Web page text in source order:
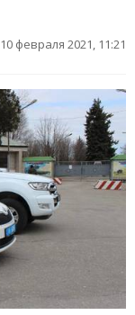
10 февраля 2021, 11:21